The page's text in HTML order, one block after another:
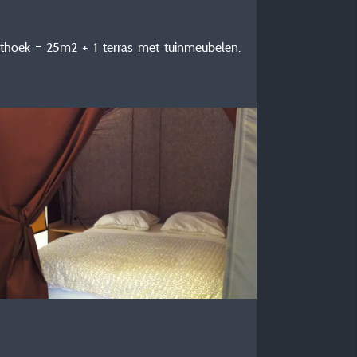
= 25m2 + 1 terras met tuinmeubelen.